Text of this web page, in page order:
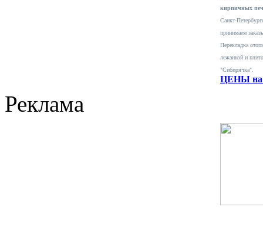
кирпичных
Санкт-
принимаем
Перекладка
лежанкой и
"Сибирячка".
ЦЕНЫ на
Реклама